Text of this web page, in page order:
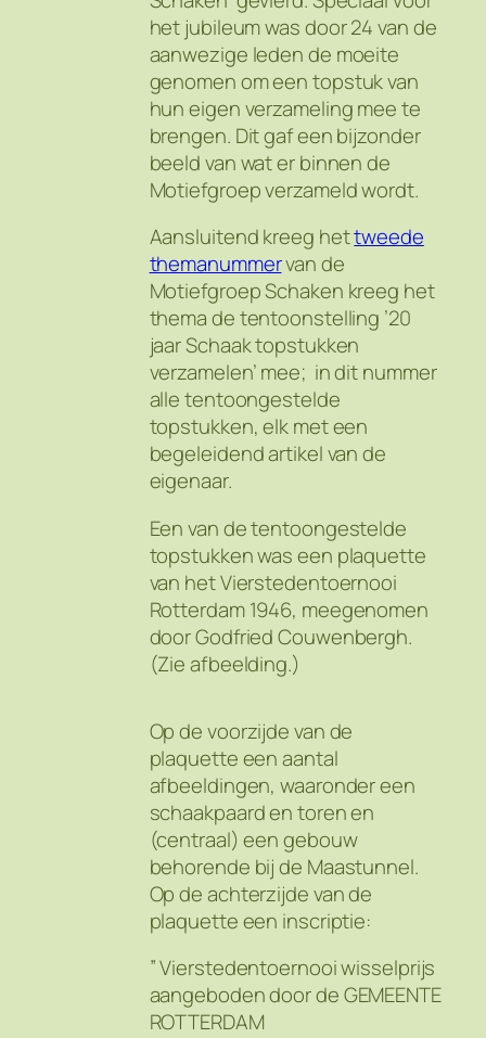
het jubileum was door 24 van de
aanwezige leden de moeite
genomen om een topstuk van
hun eigen verzameling mee te
brengen. Dit gaf een bijzonder
beeld van wat er binnen de
Motiefgroep verzameld wordt.
Aansluitend kreeg hettweede
themanummervan de
Motiefgroep Schaken kreeg het
thema de tentoonstelling ’20
jaar Schaak topstukken
verzamelen’ mee; in dit nummer
alle tentoongestelde
topstukken, elk met een
begeleidend artikel van de
eigenaar.
Een van de tentoongestelde
topstukken was een plaquette
van het Vierstedentoernooi
Rotterdam 1946, meegenomen
door Godfried Couwenbergh.
(Zie afbeelding.)
Op de voorzijde van de
plaquette een aantal
afbeeldingen, waaronder een
schaakpaard en toren en
(centraal) een gebouw
behorende bij de Maastunnel.
Op de achterzijde van de
plaquette een inscriptie:
” Vierstedentoernooi wisselprijs
aangeboden door de GEMEENTE
ROTTERDAM